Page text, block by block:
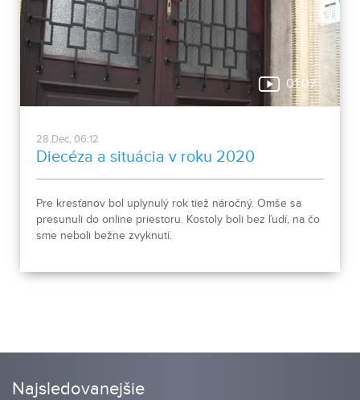
01:07
28.Dec, 06:12
Diecéza a situácia v roku 2020
Pre kresťanov bol uplynulý rok tiež náročný. Omše sa
presunuli do online priestoru. Kostoly boli bez ľudí, na čo
sme neboli bežne zvyknutí.
Najsledovanejšie